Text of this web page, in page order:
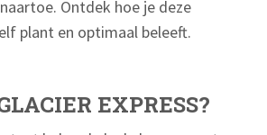
Ontdek hoe je deze
plant en optimaal beleeft.
EXPRESS?